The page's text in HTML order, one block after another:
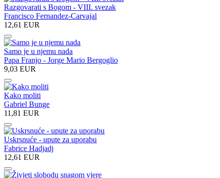
Razgovarati s Bogom - VIII. svezak
Francisco Fernandez-Carvajal
12,61 EUR
Samo je u njemu nada
Papa Franjo - Jorge Mario Bergoglio
9,03 EUR
Kako moliti
Gabriel Bunge
11,81 EUR
Uskrsnuće - upute za uporabu
Fabrice Hadjadj
12,61 EUR